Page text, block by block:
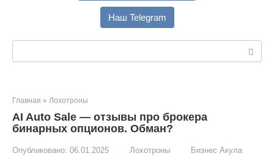
Наш Telegram
Главная » Лохотроны
AI Auto Sale — отзывы про брокера
бинарных опционов. Обман?
Опубликовано: 06.01.2025 Лохотроны Бизнес Акула